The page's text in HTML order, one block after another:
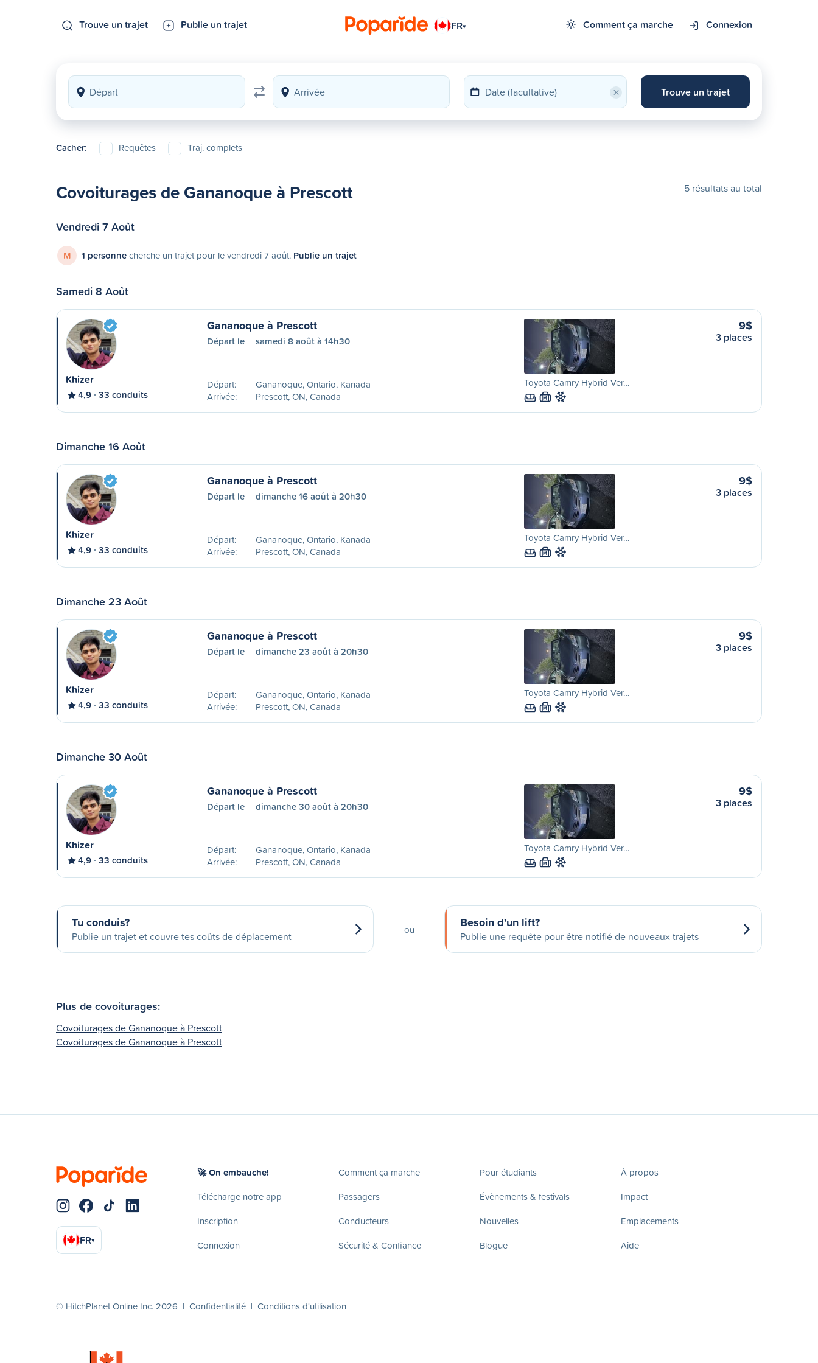
Trouve un trajet Publie un trajet FR▾ Comment ça marche Connexion
× Trouve un trajet
Cacher: Requêtes Traj. complets
Covoiturages de Gananoque à Prescott 5 résultats au total
Vendredi 7 Août
M 1 personnecherche un trajet pour le vendredi 7 août. Publie un trajet
Samedi 8 Août
Khizer
4,9 33 conduits
Gananoque à Prescott
Départ le samedi 8 août à 14h30
Départ:
Gananoque, Ontario, Kanada
Arrivée:
Prescott, ON, Canada
Toyota Camry Hybrid Ver…
M
9$
3 places
Dimanche 16 Août
Khizer
4,9 33 conduits
Gananoque à Prescott
Départ le dimanche 16 août à 20h30
Départ:
Gananoque, Ontario, Kanada
Arrivée:
Prescott, ON, Canada
Toyota Camry Hybrid Ver…
M
9$
3 places
Dimanche 23 Août
Khizer
4,9 33 conduits
Gananoque à Prescott
Départ le dimanche 23 août à 20h30
Départ:
Gananoque, Ontario, Kanada
Arrivée:
Prescott, ON, Canada
Toyota Camry Hybrid Ver…
M
9$
3 places
Dimanche 30 Août
Khizer
4,9 33 conduits
Gananoque à Prescott
Départ le dimanche 30 août à 20h30
Départ:
Gananoque, Ontario, Kanada
Arrivée:
Prescott, ON, Canada
Toyota Camry Hybrid Ver…
M
9$
3 places
Tu conduis?
Publie un trajet et couvre tes coûts de déplacement
ou Besoin d'un lift?
Publie une requête pour être notifié de nouveaux trajets
Plus de covoiturages:
Covoiturages de Gananoque à Prescott
Covoiturages de Gananoque à Prescott
FR▾
🚀 On embauche!
Télécharge notre app
Inscription
Connexion
Comment ça marche
Passagers
Conducteurs
Sécurité & Confiance
Pour étudiants
Évènements & festivals
Nouvelles
Blogue
À propos
Impact
Emplacements
Aide
© HitchPlanet Online Inc. 2026 | Confidentialité | Conditions d'utilisation